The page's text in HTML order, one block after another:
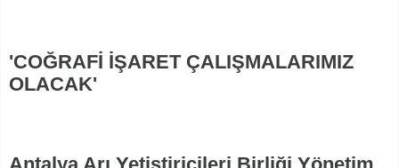
'COĞRAFİ İŞARET ÇALIŞMALARIMIZ
OLACAK'